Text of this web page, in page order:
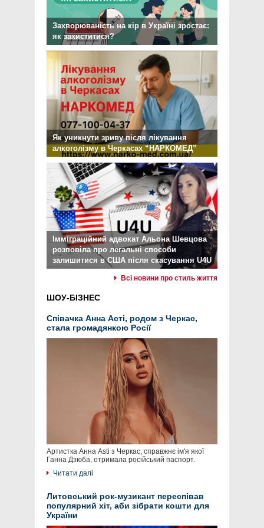
Захворюваність на кір в Україні зростає:
як захиститися?
Як уникнути зриву після лікування
алкоголізму в Черкасах “НАРКОМЕД”
Імміграційний адвокат Альона Шевцова
розповіла про легальні способи
залишитися в США після скасування U4U
Всі новини про стиль життя
ШОУ-БІЗНЕС
Співачка Анна Асті, родом з Черкас,
стала громадянкою Росії
Артистка Анна Asti з Черкас, справжнє ім'я якої
Ганна Дзюба, отримала російський паспорт.
Читати далі
Литовський рок-музикант переспівав
популярний хіт, аби зібрати кошти для
України